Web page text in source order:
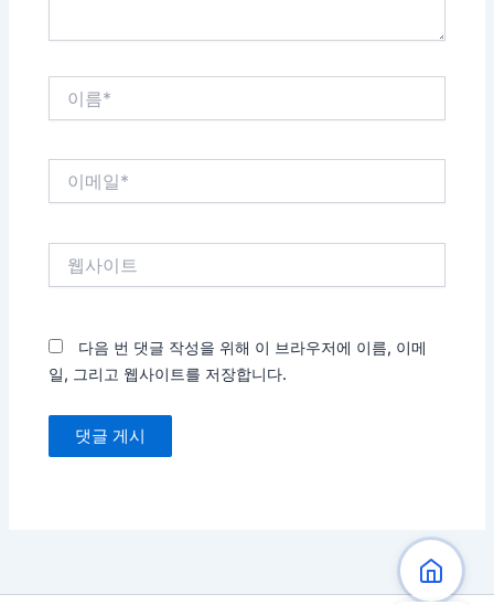
다음 번 댓글 작성을 위해 이 브라우저에 이름, 이메
일, 그리고 웹사이트를 저장합니다.